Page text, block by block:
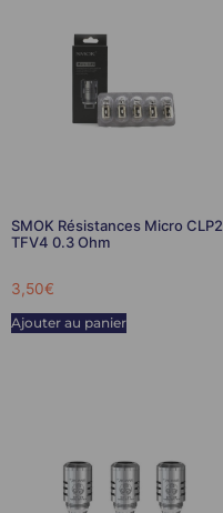
SMOK Résistances Micro CLP2
TFV4 0.3 Ohm
3,50€
Ajouter au panier